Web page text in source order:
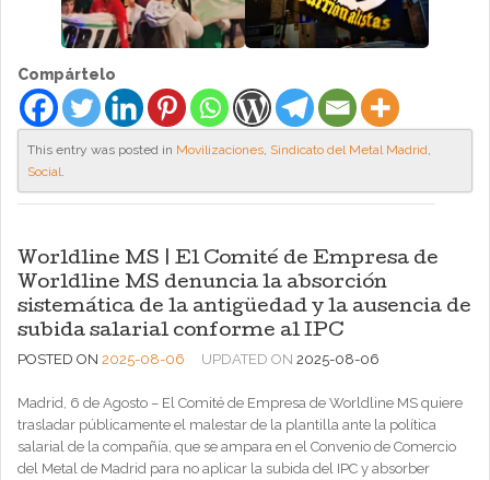
Compártelo
This entry was posted in Movilizaciones Sindicato del Metal Madrid
Social
Worldline MS | El Comité de Empresa de
Worldline MS denuncia la absorción
sistemática de la antigüedad y la ausencia de
subida salarial conforme al IPC
POSTED ON 2025-08-06 UPDATED ON 2025-08-06
Madrid, 6 de Agosto – El Comité de Empresa de Worldline MS quiere
trasladar públicamente el malestar de la plantilla ante la política
salarial de la compañía, que se ampara en el Convenio de Comercio
del Metal de Madrid para no aplicar la subida del IPC y absorber